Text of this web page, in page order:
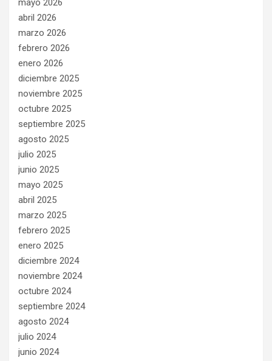
mayo 2026
abril 2026
marzo 2026
febrero 2026
enero 2026
diciembre 2025
noviembre 2025
octubre 2025
septiembre 2025
agosto 2025
julio 2025
junio 2025
mayo 2025
abril 2025
marzo 2025
febrero 2025
enero 2025
diciembre 2024
noviembre 2024
octubre 2024
septiembre 2024
agosto 2024
julio 2024
junio 2024